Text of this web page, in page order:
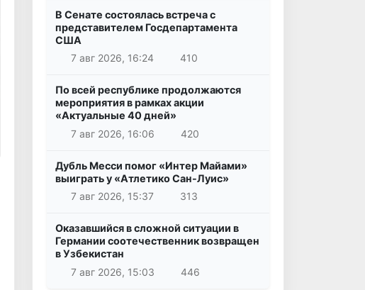
В Сенате состоялась встреча с
представителем Госдепартамента
США
7 авг 2026, 16:24
410
По всей республике продолжаются
мероприятия в рамках акции
«Актуальные 40 дней»
7 авг 2026, 16:06
420
Дубль Месси помог «Интер Майами»
выиграть у «Атлетико Сан-Луис»
7 авг 2026, 15:37
313
Оказавшийся в сложной ситуации в
Германии соотечественник возвращен
в Узбекистан
7 авг 2026, 15:03
446